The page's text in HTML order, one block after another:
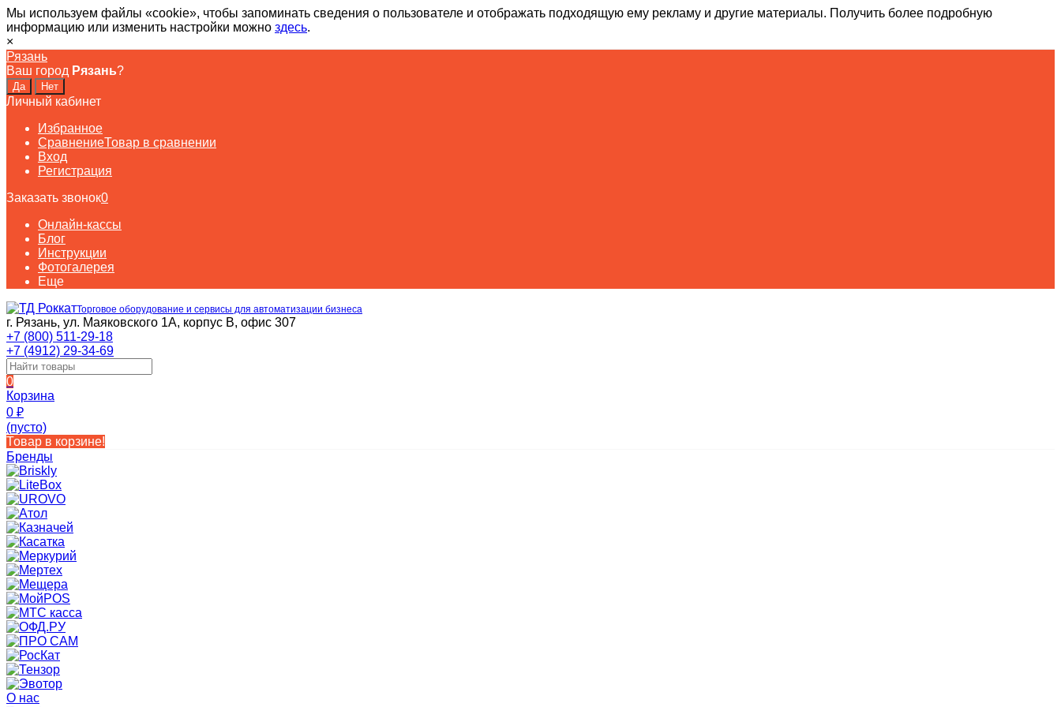
Мы используем файлы «cookie», чтобы запоминать сведения о пользователе и отображать подходящую ему рекламу и другие материалы. Получить более подробную
информацию или изменить настройки можно здесь.
×
Рязань
Ваш город Рязань?
Личный кабинет
Избранное
СравнениеТовар в сравнении
Вход
Регистрация
Заказать звонок0
Онлайн-кассы
Блог
Инструкции
Фотогалерея
Еще
Торговое оборудование и сервисы для автоматизации бизнеса
г. Рязань, ул. Маяковского 1А, корпус B, офис 307
+7 (800) 511-29-18
+7 (4912) 29-34-69
0
Корзина
0 ₽
(пусто)
Товар в корзине!
Бренды
О нас